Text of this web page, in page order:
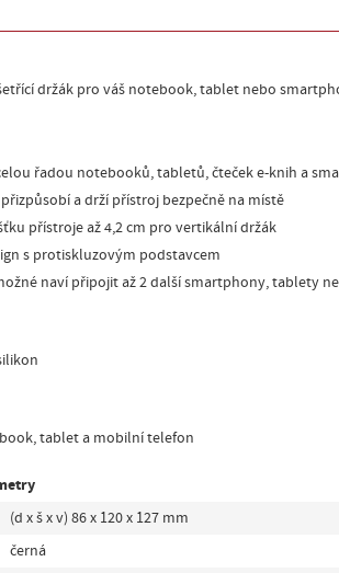
držák pro váš notebook, tablet nebo
řadou notebooků, tabletů, čteček e-knih a
a drží přístroj bezpečně na místě
přístroje až 4,2 cm pro vertikální držák
s protiskluzovým podstavcem
naví připojit až 2 další smartphony, tablety
tablet a mobilní telefon
(d x š x v) 86 x 120 x 127 mm
černá